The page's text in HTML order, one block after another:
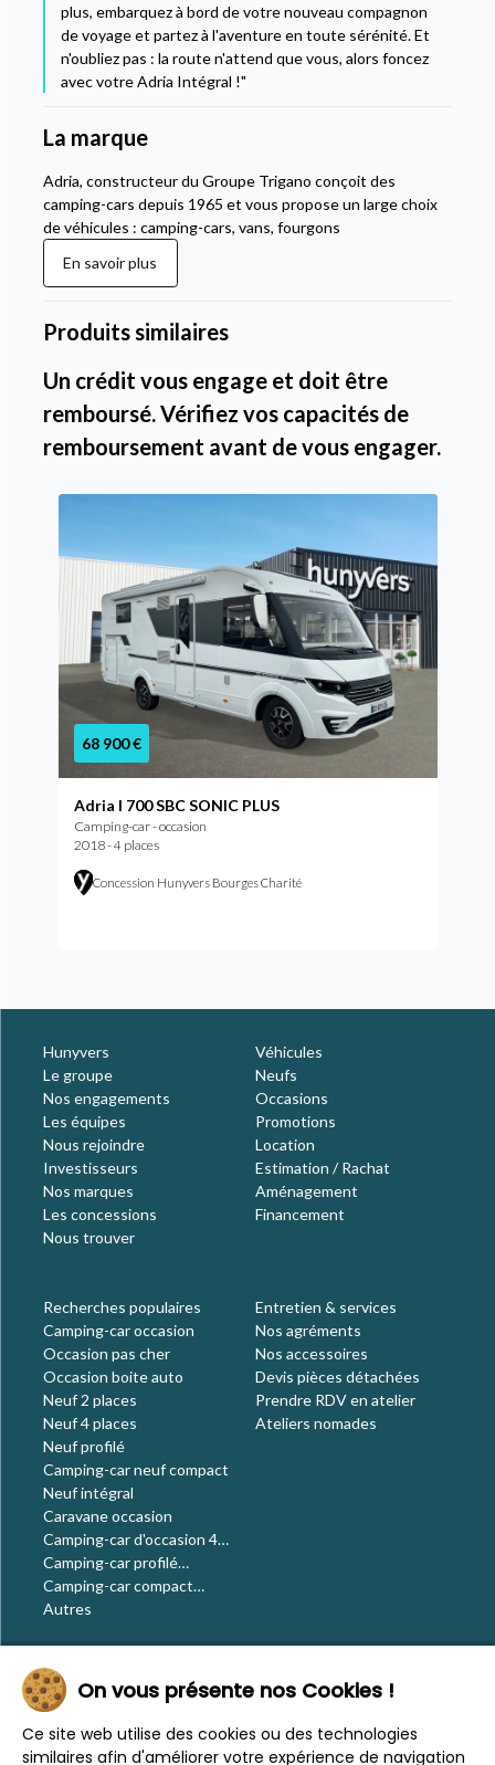
plus, embarquez à bord de votre nouveau compagnon
de voyage et partez à l'aventure en toute sérénité. Et
n'oubliez pas : la route n'attend que vous, alors foncez
avec votre Adria Intégral !"
La marque
Adria, constructeur du Groupe Trigano conçoit des
camping-cars depuis 1965 et vous propose un large choix
de véhicules : camping-cars, vans, fourgons
En savoir plus
Produits similaires
Un crédit vous engage et doit être
remboursé. Vérifiez vos capacités de
remboursement avant de vous engager.
68 900 €
Adria I 700 SBC SONIC PLUS
Camping-car - occasion
2018 - 4 places
Concession Hunyvers Bourges Charité
Hunyvers
Le groupe
Nos engagements
Les équipes
Nous rejoindre
Investisseurs
Nos marques
Les concessions
Nous trouver
Véhicules
Neufs
Occasions
Promotions
Location
Estimation / Rachat
Aménagement
Financement
Recherches populaires
Camping-car occasion
Occasion pas cher
Occasion boite auto
Neuf 2 places
Neuf 4 places
Neuf profilé
Camping-car neuf compact
Neuf intégral
Caravane occasion
Camping-car d'occasion 4
places
Camping-car profilé
occasion
Camping-car compact
occasion
Autres
Entretien & services
Nos agréments
Nos accessoires
Devis pièces détachées
Prendre RDV en atelier
Ateliers nomades
Le blog
Actualités
Évènements
Nos conseils
On vous présente nos Cookies !
Ce site web utilise des cookies ou des technologies
similaires afin d'améliorer votre expérience de navigation